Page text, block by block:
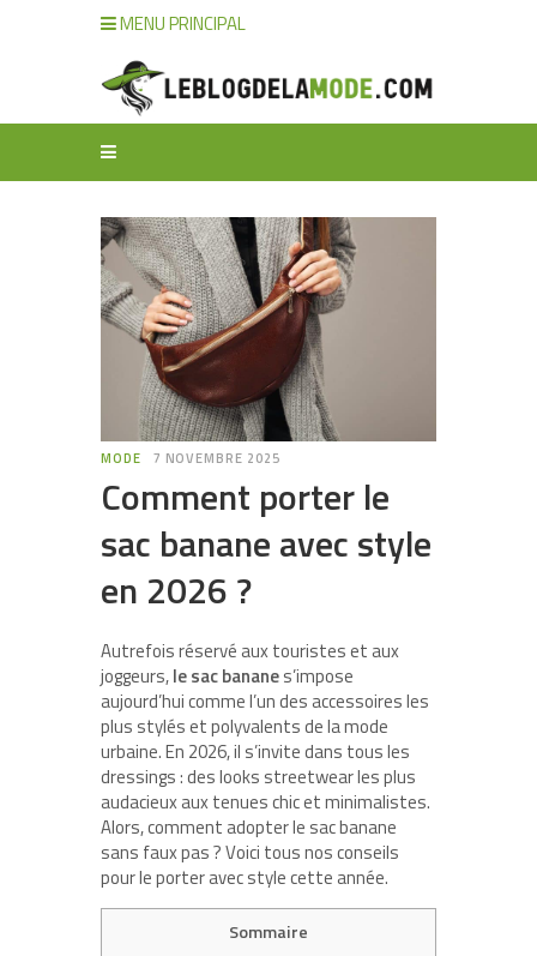
MENU PRINCIPAL
MODE 7 NOVEMBRE 2025
Comment porter le
sac banane avec style
en 2026 ?
Autrefois réservé aux touristes et aux
joggeurs,le sac bananes’impose
aujourd’hui comme l’un des accessoires les
plus stylés et polyvalents de la mode
urbaine. En 2026, il s’invite dans tous les
dressings : des looks streetwear les plus
audacieux aux tenues chic et minimalistes.
Alors, comment adopter le sac banane
sans faux pas ? Voici tous nos conseils
pour le porter avec style cette année.
Sommaire